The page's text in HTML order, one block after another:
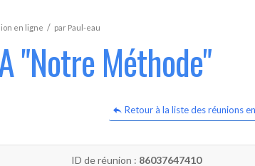
en ligne / par Paul-eau
"Notre Méthode"
Retour à la liste des réunions
ID de réunion : 86037647410